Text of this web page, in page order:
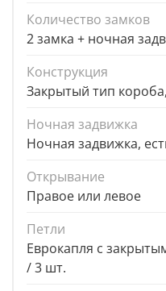
Количество замков
2 замка + ночная
Конструкция
Закрытый тип
Ночная задвижка
Ночная задвижка,
Открывание
Правое или левое
Петли
Еврокапля с
/ 3 шт.